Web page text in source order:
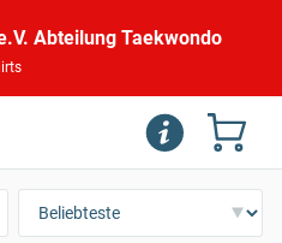
Abteilung Taekwondo